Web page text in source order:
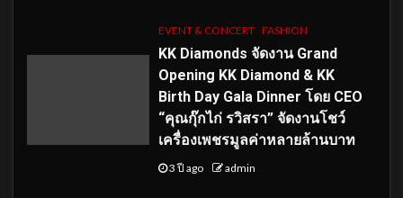
EVENT & CONCERT FASHION
KK Diamonds จัดงาน Grand
Opening KK Diamond & KK
Birth Day Gala Dinner โดย CEO
“คุณกุ๊กไก่ รวิสรา” จัดงานโชว์
เครื่องเพชรมูลค่าหลายล้านบาท
3 ปี ago admin